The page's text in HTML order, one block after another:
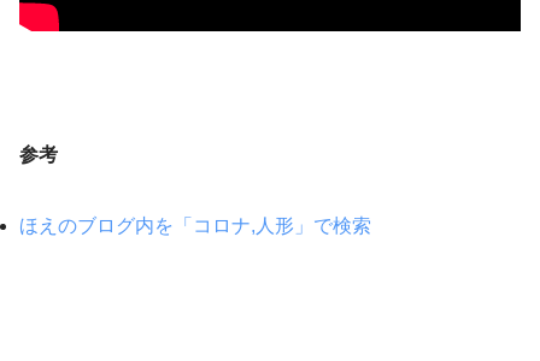
参考
ほえのブログ内を「コロナ,人形」で検索